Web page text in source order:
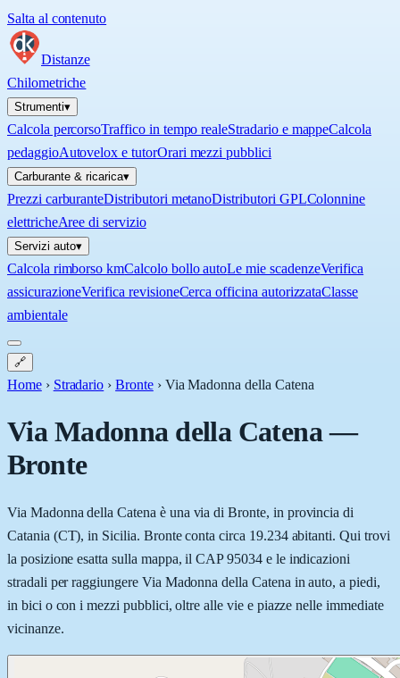
Salta al contenuto
Distanze
Chilometriche
Strumenti▾
Calcola percorsoTraffico in tempo realeStradario e mappeCalcola
pedaggioAutovelox e tutorOrari mezzi pubblici
Carburante & ricarica▾
Prezzi carburanteDistributori metanoDistributori GPLColonnine
elettricheAree di servizio
Servizi auto▾
Calcola rimborso kmCalcolo bollo autoLe mie scadenzeVerifica
assicurazioneVerifica revisioneCerca officina autorizzataClasse
ambientale
🔗
Home › Stradario › Bronte › Via Madonna della Catena
Via Madonna della Catena—
Bronte
Via Madonna della Catena è una via di Bronte, in provincia di
Catania (CT), in Sicilia. Bronte conta circa 19.234 abitanti. Qui trovi
la posizione esatta sulla mappa, il CAP 95034 e le indicazioni
stradali per raggiungere Via Madonna della Catena in auto, a piedi,
in bici o con i mezzi pubblici, oltre alle vie e piazze nelle immediate
vicinanze.